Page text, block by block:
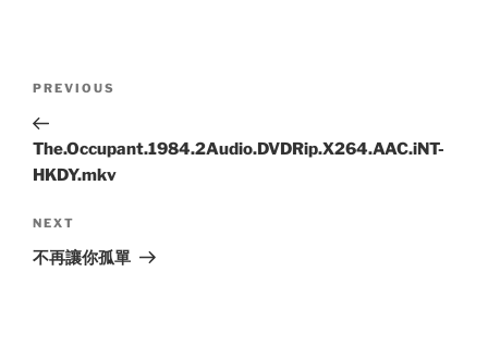
Previous
Post
PREVIOUS
The.Occupant.1984.2Audio.DVDRip.X264.AAC.iNT-
HKDY.mkv
Next
Post
NEXT
不再讓你孤單